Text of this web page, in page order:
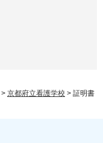
> 京都府立看護学校 > 証明書